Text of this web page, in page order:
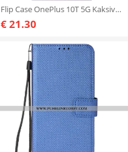
Flip Case OnePlus 10T 5G Kaksivärinen Kultainen Lukko
€ 21.30